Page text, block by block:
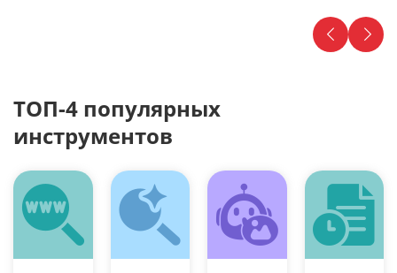
ТОП-4 популярных
инструментов